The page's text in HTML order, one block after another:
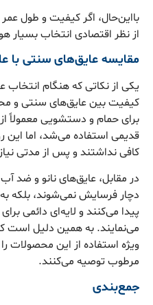
بااین‌حال، اگر کیفیت و طول عمر
از نظر اقتصادی انتخاب
مقایسه عایق‌های سنتی با
یکی از نکاتی که هنگام انتخاب
کیفیت بین عایق‌های سنتی و
برای حمام و دستشویی معمولاً
قدیمی استفاده می‌شد، اما این
کافی نداشتند و پس از مدتی
در مقابل، عایق‌های نانو و ضد
دچار فرسایش نمی‌شوند، بلکه
پیدا می‌کنند و لایه‌ای دائمی
می‌نمایند. به همین دلیل
ویژه استفاده از این محصولات
مرطوب توصیه می‌کنند.
جمع‌بندی